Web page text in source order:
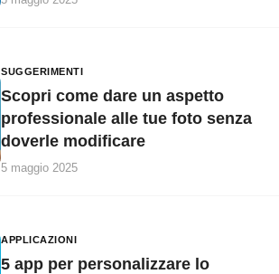
SUGGERIMENTI
Scopri come dare un aspetto
professionale alle tue foto senza
doverle modificare
5 maggio 2025
APPLICAZIONI
5 app per personalizzare lo